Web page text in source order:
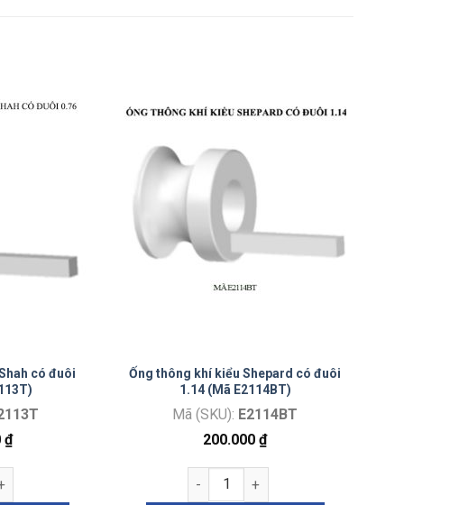
có đuôi
₫
khí kiểu Shah có đuôi 0.76 (Mã E2113T) số lượng
Ống thông khí kiểu Shepard có đuôi
1.14 (Mã E2114BT)
Mã (SKU): E2114BT
200.000₫
Ống thông khí kiểu Shepard có đuôi 1.14